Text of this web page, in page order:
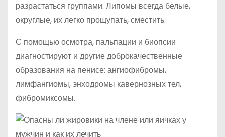
разрастаться группами. Липомы всегда белые,
округлые, их легко прощупать, сместить.
С помощью осмотра, пальпации и биопсии
диагностируют и другие доброкачественные
образования на пенисе: ангиофибромы,
лимфангиомы, энходромы кавернозных тел,
фибромиксомы.